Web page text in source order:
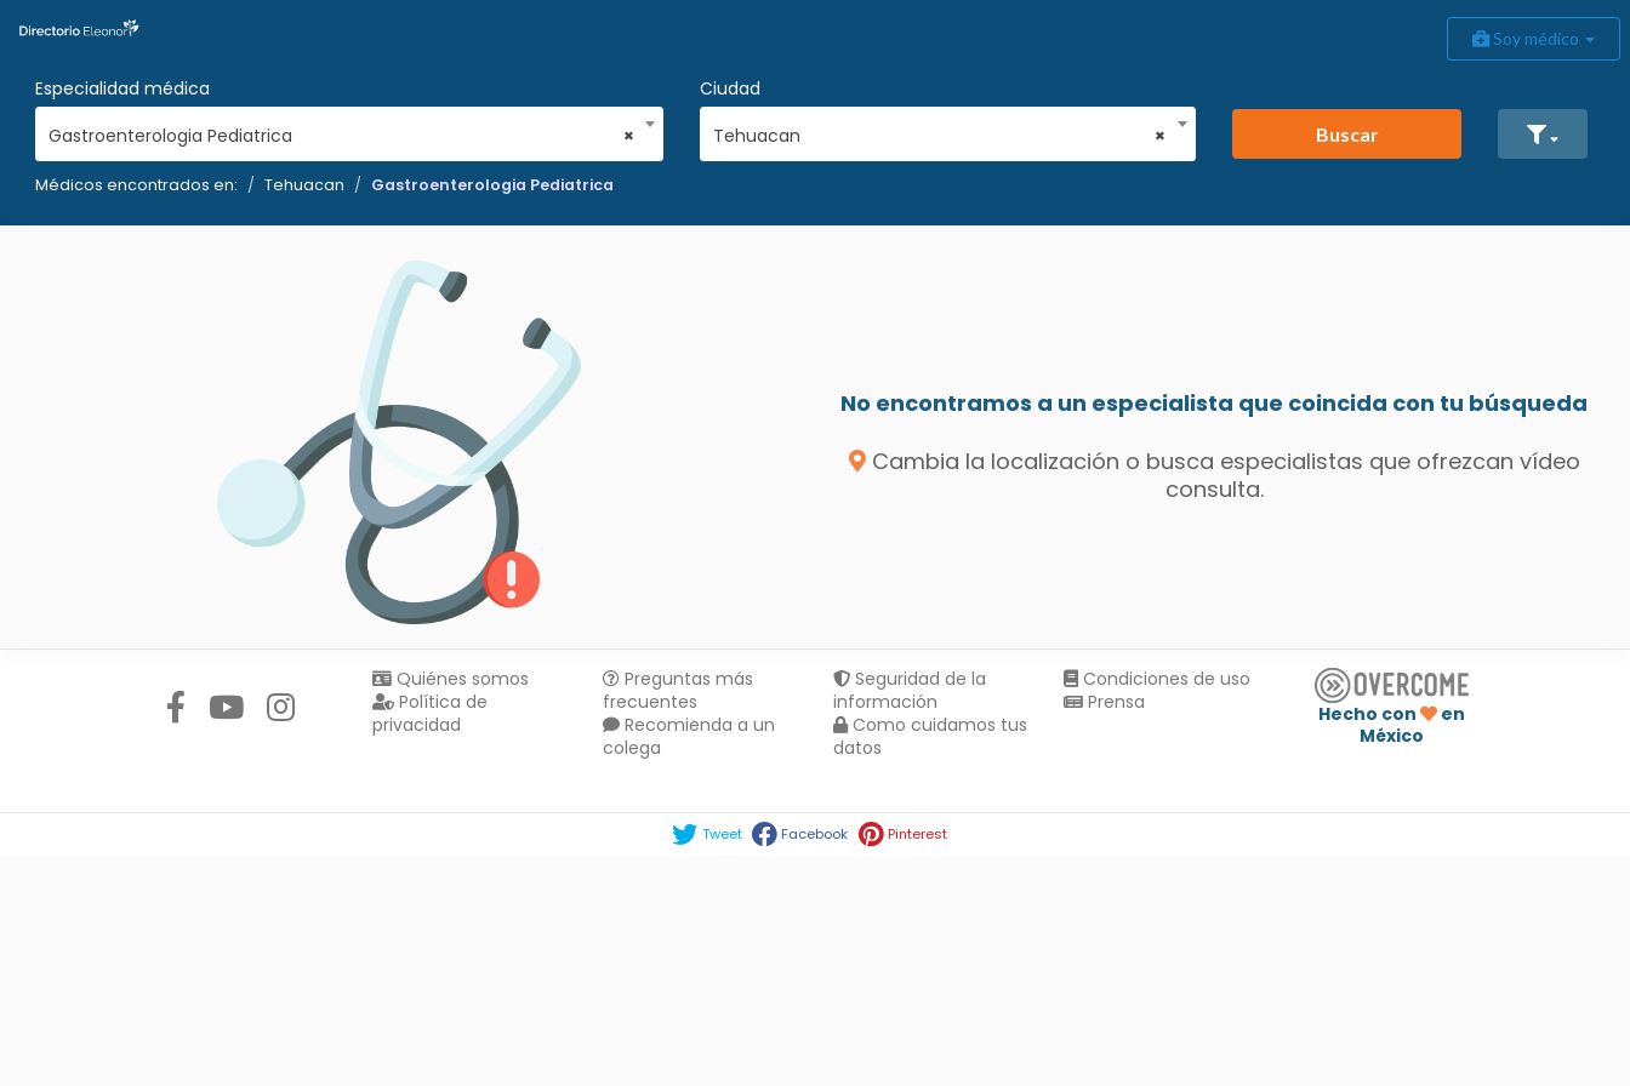
Soy médico
Especialidad médica
×
Gastroenterologia Pediatrica
Ciudad
×
Tehuacan Buscar
Médicos encontrados en: Tehuacan Gastroenterologia Pediatrica
No encontramos a un especialista que coincida con tu búsqueda
Cambia la localización o busca especialistas que ofrezcan vídeo
consulta.
Quiénes somos
Política de
privacidad
Preguntas más
frecuentes
Recomienda a un
colega
Seguridad de la
información
Como cuidamos tus
datos
Condiciones de uso
Prensa
Hecho con
en
México
Tweet Facebook Pinterest